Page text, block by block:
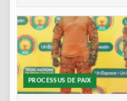
PROCESSUS DE PAIX